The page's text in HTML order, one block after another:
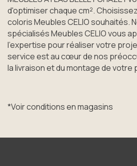
d'optimiser chaque cm².
coloris Meubles CELIO souhaités.
spécialisés Meubles CELIO vous
l’expertise pour réaliser votre
service est au cœur de nos
la livraison et du montage de votre
*Voir conditions en magasins